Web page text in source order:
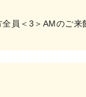
員＜3＞AMのご来